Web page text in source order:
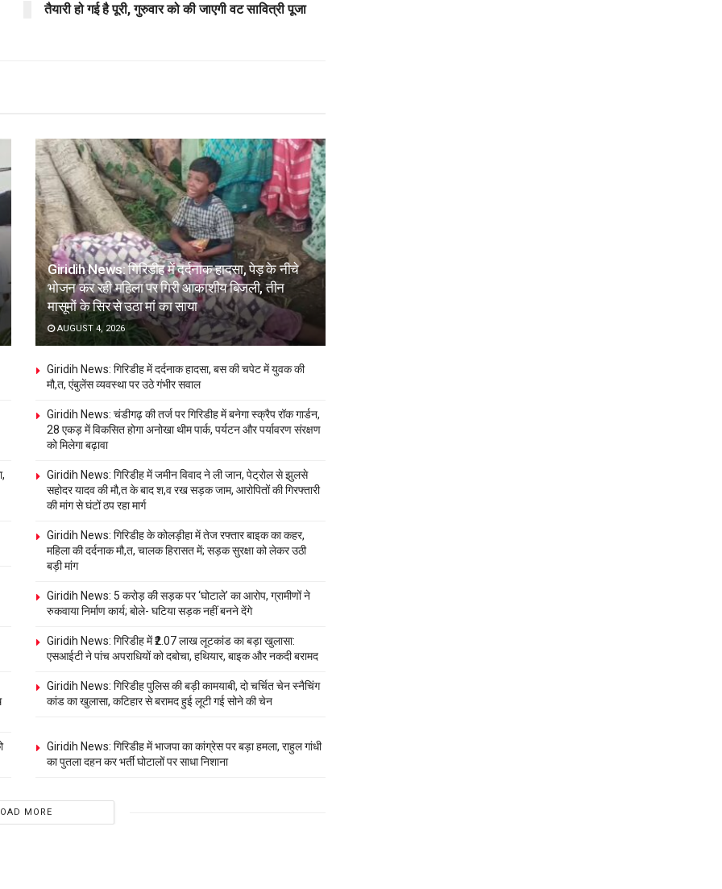
तैयारी हो गई है पूरी, गुरुवार को की जाएगी वट सावित्री पूजा
Giridih News: गिरिडीह में दर्दनाक हादसा, पेड़ के नीचे
भोजन कर रही महिला पर गिरी आकाशीय बिजली, तीन
मासूमों के सिर से उठा मां का साया
AUGUST 4, 2026
Giridih News: गिरिडीह में दर्दनाक हादसा, बस की चपेट में युवक की
मौ,त, एंबुलेंस व्यवस्था पर उठे गंभीर सवाल
Giridih News: चंडीगढ़ की तर्ज पर गिरिडीह में बनेगा स्क्रैप रॉक गार्डन,
28 एकड़ में विकसित होगा अनोखा थीम पार्क, पर्यटन और पर्यावरण संरक्षण
को मिलेगा बढ़ावा
Giridih News: गिरिडीह में जमीन विवाद ने ली जान, पेट्रोल से झुलसे
सहोदर यादव की मौ,त के बाद श,व रख सड़क जाम, आरोपितों की गिरफ्तारी
की मांग से घंटों ठप रहा मार्ग
Giridih News: गिरिडीह के कोलड़ीहा में तेज रफ्तार बाइक का कहर,
महिला की दर्दनाक मौ,त, चालक हिरासत में; सड़क सुरक्षा को लेकर उठी
बड़ी मांग
Giridih News: 5 करोड़ की सड़क पर ‘घोटाले’ का आरोप, ग्रामीणों ने
रुकवाया निर्माण कार्य; बोले- घटिया सड़क नहीं बनने देंगे
Giridih News: गिरिडीह में ₹2.07 लाख लूटकांड का बड़ा खुलासा:
एसआईटी ने पांच अपराधियों को दबोचा, हथियार, बाइक और नकदी बरामद
Giridih News: गिरिडीह पुलिस की बड़ी कामयाबी, दो चर्चित चेन स्नैचिंग
कांड का खुलासा, कटिहार से बरामद हुई लूटी गई सोने की चेन
Giridih News: गिरिडीह में भाजपा का कांग्रेस पर बड़ा हमला, राहुल गांधी
का पुतला दहन कर भर्ती घोटालों पर साधा निशाना
MORE